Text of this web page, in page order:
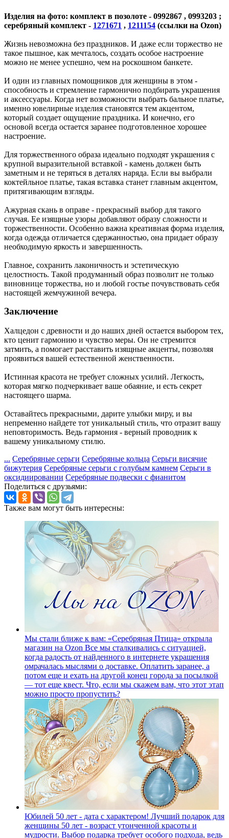
Изделия на фото: комплект в позолоте - 0992867 , 0993203 ;
серебряный комплект - 1271671 , 1211154 (ссылки на Ozon)
Жизнь невозможна без праздников. И даже если торжество не
такое пышное, как мечталось, создать особое настроение
можно не менее успешно, чем на роскошном банкете.
И один из главных помощников для женщины в этом -
способность и стремление гармонично подбирать украшения
и аксессуары. Когда нет возможности выбрать бальное платье,
именно ювелирные изделия становятся тем акцентом,
который создает ощущение праздника. И конечно, его
основой всегда остается заранее подготовленное хорошее
настроение.
Для торжественного образа идеально подходят украшения с
крупной выразительной вставкой - камень должен быть
заметным и не теряться в деталях наряда. Если вы выбрали
коктейльное платье, такая вставка станет главным акцентом,
притягивающим взгляды.
Ажурная скань в оправе - прекрасный выбор для такого
случая. Ее изящные узоры добавляют образу сложности и
торжественности. Особенно важна креативная форма изделия,
когда одежда отличается сдержанностью, она придает образу
необходимую яркость и завершенность.
Главное, сохранить лаконичность и эстетическую
целостность. Такой продуманный образ позволит не только
виновнице торжества, но и любой гостье почувствовать себя
настоящей жемчужиной вечера.
Заключение
Халцедон с древности и до наших дней остается выбором тех,
кто ценит гармонию и чувство меры. Он не стремится
затмить, а помогает расставить изящные акценты, позволяя
проявиться вашей естественной женственности.
Истинная красота не требует сложных усилий. Легкость,
которая мягко подчеркивает ваше обаяние, и есть секрет
настоящего шарма.
Оставайтесь прекрасными, дарите улыбки миру, и вы
непременно найдете тот уникальный стиль, что отразит вашу
неповторимость. Ведь гармония - верный проводник к
вашему уникальному стилю.
... Серебряные серьги Серебряные кольца Серьги висячие
бижутерия Серебряные серьги с голубым камнем Серьги в
оксидиировании Серебряные подвески с фианитом
Поделиться с друзьями:
Также вам могут быть интересны:
Мы стали ближе к вам: «Серебряная Птица» открыла
магазин на Ozon Все мы сталкивались с ситуацией,
когда радость от найденного в интернете украшения
омрачалась мыслями о доставке. Оплатить заранее, а
потом еще и ехать на другой конец города за посылкой
— тот еще квест. Что, если мы скажем вам, что этот этап
можно просто пропустить?
Юбилей 50 лет - дата с характером! Лучший подарок для
женщины 50 лет - возраст утонченной красоты и
мудрости. Выбор подарка требует особого подхода, ведь